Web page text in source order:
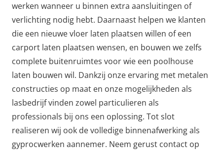
werken wanneer u binnen extra aansluitingen of
verlichting nodig hebt. Daarnaast helpen we klanten
die een nieuwe vloer laten plaatsen willen of een
carport laten plaatsen wensen, en bouwen we zelfs
complete buitenruimtes voor wie een poolhouse
laten bouwen wil. Dankzij onze ervaring met metalen
constructies op maat en onze mogelijkheden als
lasbedrijf vinden zowel particulieren als
professionals bij ons een oplossing. Tot slot
realiseren wij ook de volledige binnenafwerking als
gyprocwerken aannemer. Neem gerust contact op